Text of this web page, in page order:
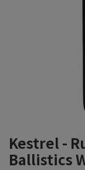
Kestrel -
Ballistics